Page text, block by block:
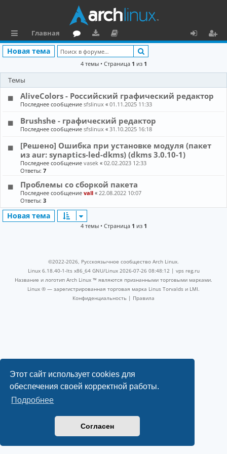
Этот сайт использует cookies для
обеспечения своей корректной работы.
Подробнее
Согласен
с
л
к
Главная
о
аг
ру
и
о
ку
е
н
та
и
р
Новая тема
4 темы • Страница 1 из 1
Темы
AliveColors - Российский графический редактор
Последнее сообщениеsfslinux «01.11.2025 11:33
Brushshe - графический редактор
Последнее сообщениеsfslinux «31.10.2025 16:18
[Решено] Ошибка при установке модуля (пакет
из aur: synaptics-led-dkms) (dkms 3.0.10-1)
Последнее сообщениеvasek «02.02.2023 12:33
Ответы:7
Проблемы со сборкой пакета
Последнее сообщениеvall «22.08.2022 10:07
Ответы:3
Новая тема
4 темы • Страница 1 из 1
©2022-2026, Русскоязычное сообщество Arch Linux.
Linux 6.18.40-1-lts x86_64 GNU/Linux 2026-07-26 08:48:12 | vps reg.ru
Название и логотип Arch Linux ™ являются признанными торговыми марками.
Linux ® — зарегистрированная торговая марка Linus Torvalds и LMI.
Конфиденциальность | Правила